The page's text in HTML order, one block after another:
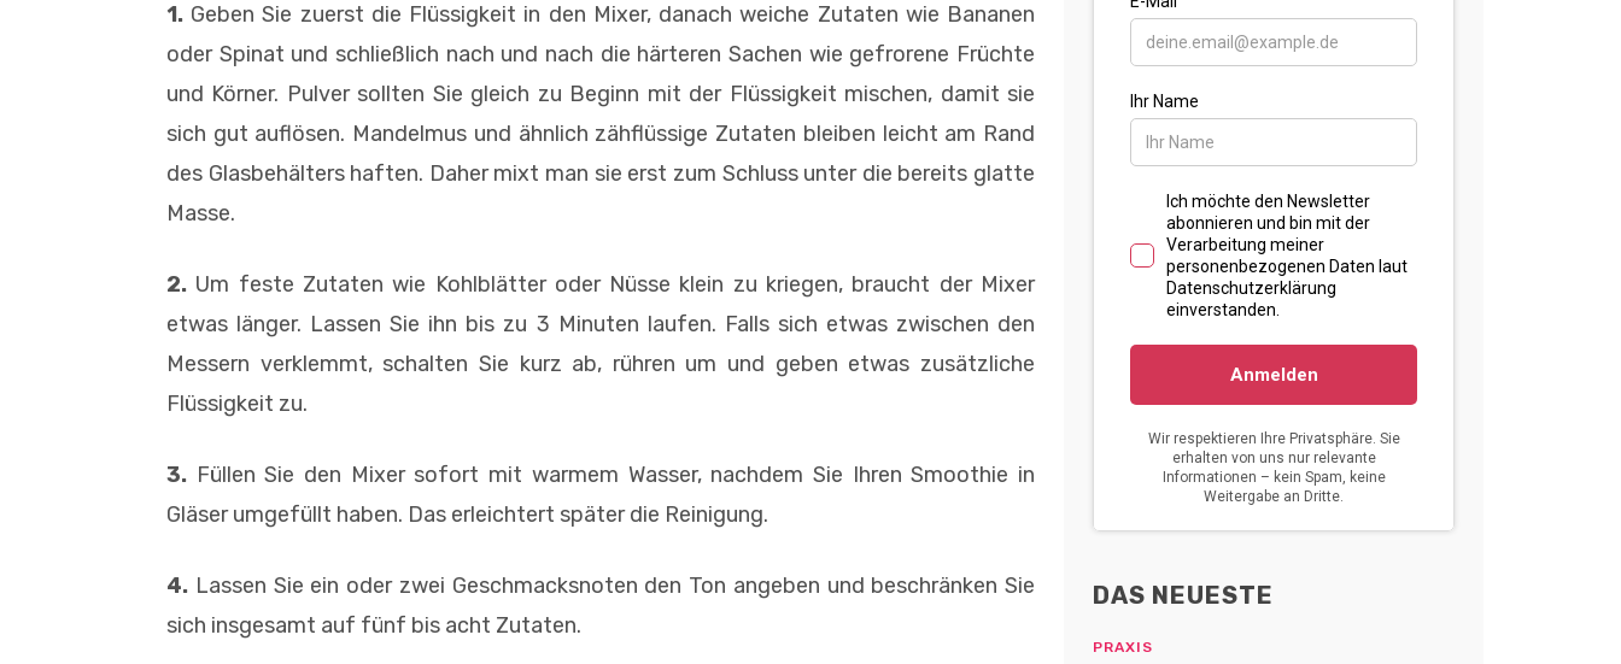
1. Geben Sie zuerst die Flüssigkeit in den Mixer, danach weiche Zutaten wie Bananen
oder Spinat und schließlich nach und nach die härteren Sachen wie gefrorene Früchte
und Körner. Pulver sollten Sie gleich zu Beginn mit der Flüssigkeit mischen, damit sie
sich gut auflösen. Mandelmus und ähnlich zähflüssige Zutaten bleiben leicht am Rand
des Glasbehälters haften. Daher mixt man sie erst zum Schluss unter die bereits glatte
Masse.
2. Um feste Zutaten wie Kohlblätter oder Nüsse klein zu kriegen, braucht der Mixer
etwas länger. Lassen Sie ihn bis zu 3 Minuten laufen. Falls sich etwas zwischen den
Messern verklemmt, schalten Sie kurz ab, rühren um und geben etwas zusätzliche
Flüssigkeit zu.
3. Füllen Sie den Mixer sofort mit warmem Wasser, nachdem Sie Ihren Smoothie in
Gläser umgefüllt haben. Das erleichtert später die Reinigung.
4. Lassen Sie ein oder zwei Geschmacksnoten den Ton angeben und beschränken Sie
sich insgesamt auf fünf bis acht Zutaten.
DAS NEUESTE
PRAXIS